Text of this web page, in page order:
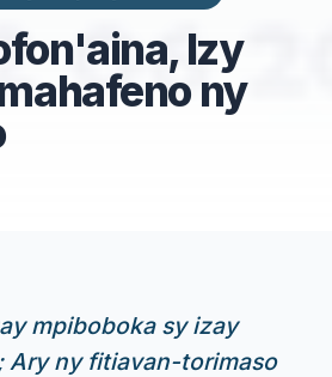
Izy
ny
mpiboboka sy izay
Ary ny fitiavan-torimaso